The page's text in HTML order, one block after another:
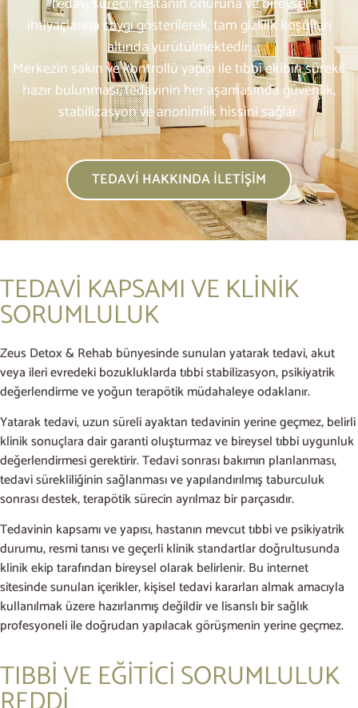
ihtiyaçlarına saygı gösterilerek, tam gizlilik koşulları
altında yürütülmektedir.
Merkezin sakin ve kontrollü yapısı ile tıbbi ekibin sürekli
hazır bulunması, tedavinin her aşamasında güvenlik,
stabilizasyon ve anonimlik hissini sağlar.
TEDAVI HAKKINDA İLETIŞIM
TEDAVİ KAPSAMI VE KLİNİK
SORUMLULUK
Zeus Detox & Rehab bünyesinde sunulan yatarak tedavi, akut
veya ileri evredeki bozukluklarda tıbbi stabilizasyon, psikiyatrik
değerlendirme ve yoğun terapötik müdahaleye odaklanır.
Yatarak tedavi, uzun süreli ayaktan tedavinin yerine geçmez, belirli
klinik sonuçlara dair garanti oluşturmaz ve bireysel tıbbi uygunluk
değerlendirmesi gerektirir. Tedavi sonrası bakımın planlanması,
tedavi sürekliliğinin sağlanması ve yapılandırılmış taburculuk
sonrası destek, terapötik sürecin ayrılmaz bir parçasıdır.
Tedavinin kapsamı ve yapısı, hastanın mevcut tıbbi ve psikiyatrik
durumu, resmi tanısı ve geçerli klinik standartlar doğrultusunda
klinik ekip tarafından bireysel olarak belirlenir. Bu internet
sitesinde sunulan içerikler, kişisel tedavi kararları almak amacıyla
kullanılmak üzere hazırlanmış değildir ve lisanslı bir sağlık
profesyoneli ile doğrudan yapılacak görüşmenin yerine geçmez.
TIBBİ VE EĞİTİCİ SORUMLULUK